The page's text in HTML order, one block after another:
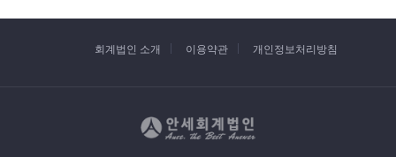
회계법인 소개 이용약관 개인정보처리방침